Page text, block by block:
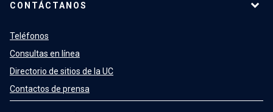
CONTÁCTANOS
Teléfonos
Consultas en línea
Directorio de sitios de la UC
Contactos de prensa